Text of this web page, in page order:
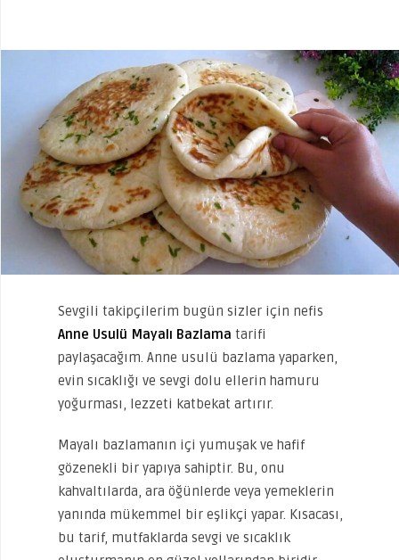
Sevgili takipçilerim bugün sizler için nefis
Anne Usulü Mayalı Bazlama tarifi
paylaşacağım. Anne usulü bazlama yaparken,
evin sıcaklığı ve sevgi dolu ellerin hamuru
yoğurması, lezzeti katbekat artırır.
Mayalı bazlamanın içi yumuşak ve hafif
gözenekli bir yapıya sahiptir. Bu, onu
kahvaltılarda, ara öğünlerde veya yemeklerin
yanında mükemmel bir eşlikçi yapar. Kısacası,
bu tarif, mutfaklarda sevgi ve sıcaklık